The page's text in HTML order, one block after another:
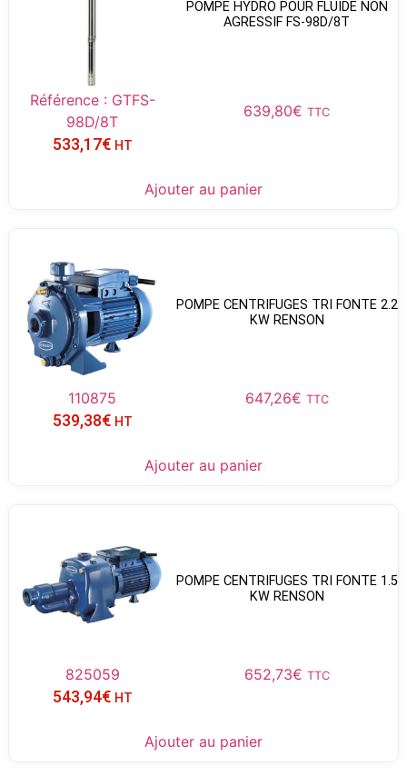
POMPE HYDRO POUR FLUIDE NON
AGRESSIF FS-98D/8T
Référence : GTFS-
98D/8T
639,80€ TTC
533,17€ HT
Ajouter au panier
POMPE CENTRIFUGES TRI FONTE 2.2
KW RENSON
110875 647,26€ TTC
539,38€ HT
Ajouter au panier
POMPE CENTRIFUGES TRI FONTE 1.5
KW RENSON
825059 652,73€ TTC
543,94€ HT
Ajouter au panier